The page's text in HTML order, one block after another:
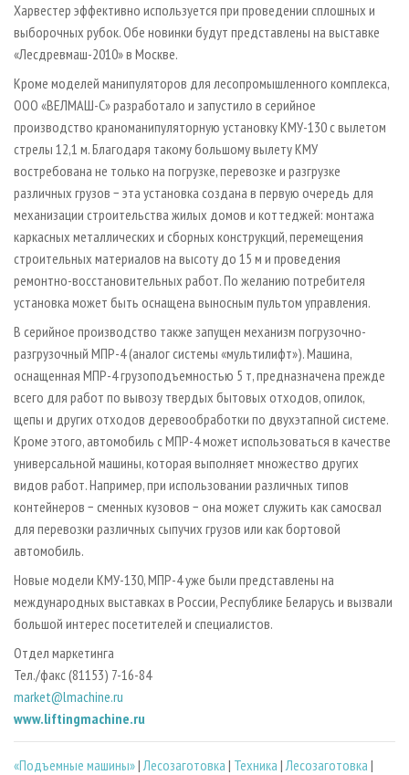
Харвестер эффективно используется при проведении сплошных и
выборочных рубок. Обе новинки будут представлены на выставке
«Лесдревмаш-2010» в Москве.
Кроме моделей манипуляторов для лесопромышленного комплекса,
ООО «ВЕЛМАШ-С» разработало и запустило в серийное
производство краноманипуляторную установку КМУ-130 с вылетом
стрелы 12,1 м. Благодаря такому большому вылету КМУ
востребована не только на погрузке, перевозке и разгрузке
различных грузов − эта установка создана в первую очередь для
механизации строительства жилых домов и коттеджей: монтажа
каркасных металлических и сборных конструкций, перемещения
строительных материалов на высоту до 15 м и проведения
ремонтно-восстановительных работ. По желанию потребителя
установка может быть оснащена выносным пультом управления.
В серийное производство также запущен механизм погрузочно-
разгрузочный МПР-4 (аналог системы «мультилифт»). Машина,
оснащенная МПР-4 грузоподъемностью 5 т, предназначена прежде
всего для работ по вывозу твердых бытовых отходов, опилок,
щепы и других отходов деревообработки по двухэтапной системе.
Кроме этого, автомобиль с МПР-4 может использоваться в качестве
универсальной машины, которая выполняет множество других
видов работ. Например, при использовании различных типов
контейнеров − сменных кузовов − она может служить как самосвал
для перевозки различных сыпучих грузов или как бортовой
автомобиль.
Новые модели КМУ-130, МПР-4 уже были представлены на
международных выставках в России, Республике Беларусь и вызвали
большой интерес посетителей и специалистов.
Отдел маркетинга
Тел./факс (81153) 7-16-84
market@lmachine.ru
www.liftingmachine.ru
«Подъемные машины»| Лесозаготовка | Техника | Лесозаготовка |